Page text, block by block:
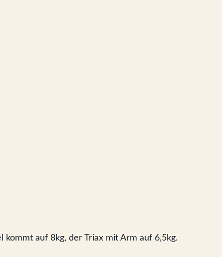
kommt auf 8kg, der Triax mit Arm auf 6,5kg.